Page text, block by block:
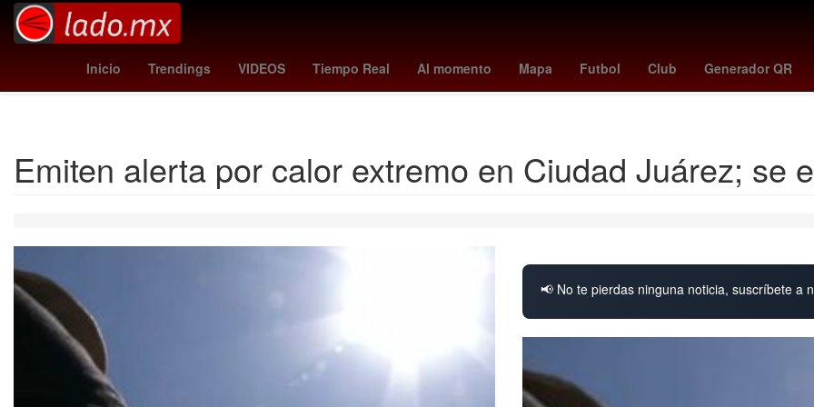
Inicio Trendings VIDEOS Tiempo Real Al momento Mapa Futbol Club Generador QR
ley de amparo claudia sheinbaum real sociedad - alavés Primera División de México Carson Wentz Gobierno
Emiten alerta por calor extremo en Ciudad Juárez; se
📢 No te pierdas ninguna noticia, suscríbete a